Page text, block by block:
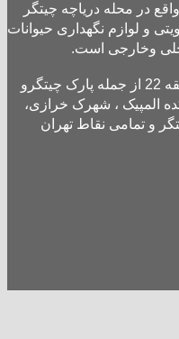
در محله دریاچه چیتگر
و لوازم نگهداری حیوانات
وخارجی است.
پت شاپ نینی پت به تمامی نقاط منطقه 22 از جمله پارک چیتگرو
المپیک ، شهرک خرازی،
و تمامی نقاط تهران